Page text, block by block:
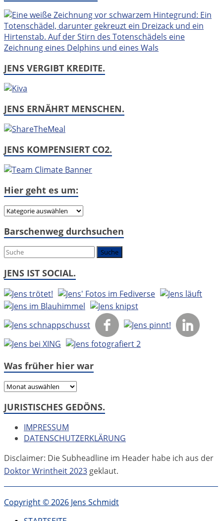
JENS VERGIBT KREDITE.
JENS ERNÄHRT MENSCHEN.
JENS KOMPENSIERT CO2.
Hier geht es um:
Hier
es
Barschenweg durchsuchen
JENS IST SOCIAL.
Was früher hier war
Was
hier
JURISTISCHES GEDÖNS.
IMPRESSUM
DATENSCHUTZERKLÄRUNG
Disclaimer: Die Subheadline im Header habe ich aus der
Doktor Wrintheit 2023 geklaut.
Copyright © 2026 Jens Schmidt